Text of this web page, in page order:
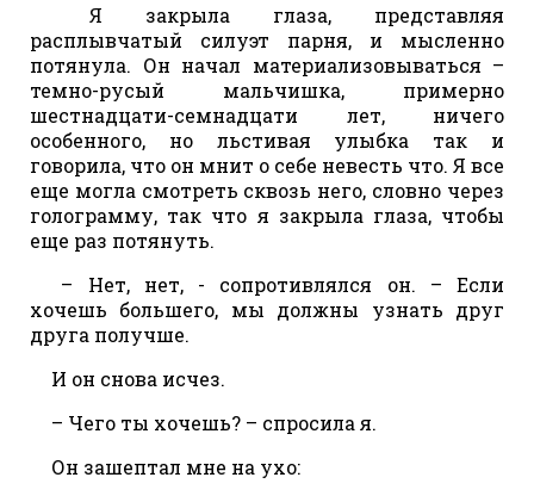
Я закрыла глаза, представляя
расплывчатый силуэт парня, и мысленно
потянула. Он начал материализовываться –
темно-русый мальчишка, примерно
шестнадцати-семнадцати лет, ничего
особенного, но льстивая улыбка так и
говорила, что он мнит о себе невесть что. Я все
еще могла смотреть сквозь него, словно через
голограмму, так что я закрыла глаза, чтобы
еще раз потянуть.
– Нет, нет, - сопротивлялся он. – Если
хочешь большего, мы должны узнать друг
друга получше.
И он снова исчез.
– Чего ты хочешь? – спросила я.
Он зашептал мне на ухо: